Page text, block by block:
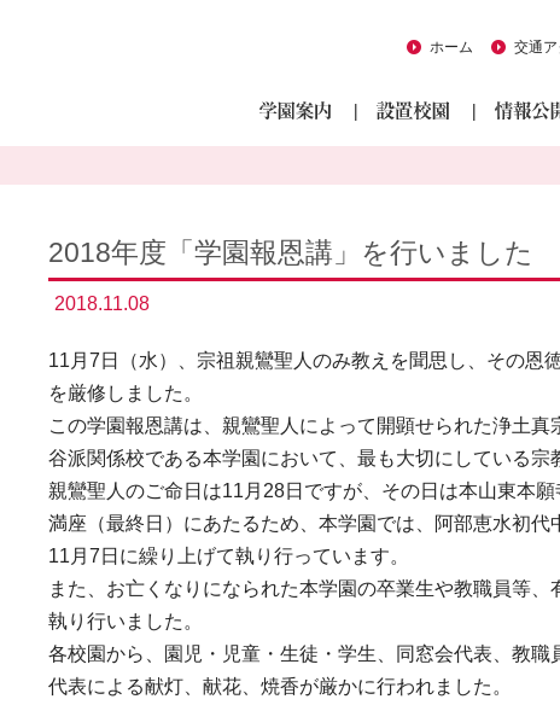
ホーム 交通
2018年度「学園報恩講」を行いました
2018.11.08
11月7日（水）、宗祖親鸞聖人のみ教えを聞思し、その恩
を厳修しました。
この学園報恩講は、親鸞聖人によって開顕せられた浄土
谷派関係校である本学園において、最も大切にしている宗
親鸞聖人のご命日は11月28日ですが、その日は本山東本
満座（最終日）にあたるため、本学園では、阿部恵水初
11月7日に繰り上げて執り行っています。
また、お亡くなりになられた本学園の卒業生や教職員等
執り行いました。
各校園から、園児・児童・生徒・学生、同窓会代表、教
代表による献灯、献花、焼香が厳かに行われました。